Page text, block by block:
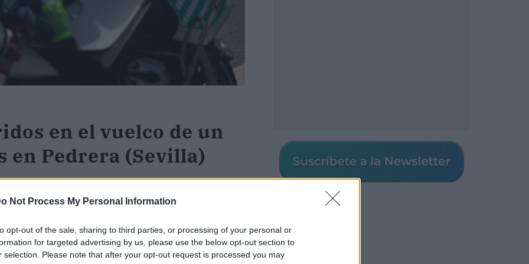
Not Process My Personal Information
opt-out of the sale, sharing to third parties, or processing of your personal or
for targeted advertising by us, please use the below opt-out section to
selection. Please note that after your opt-out request is processed you may
en el vuelco de un
en Pedrera (Sevilla)
heridas con pronóstico grave
un autobús que trasladaba a trabajadores
según ha informado en una nota
a la Consejería de la Presidencia,
Los más vistos